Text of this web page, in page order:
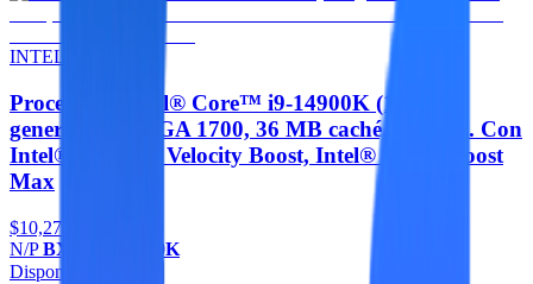
INTEL
Procesador Intel® Core™ i9-14900K (14.ª
generación) - LGA 1700, 36 MB caché, 32 hilos. Con
Intel® Thermal Velocity Boost, Intel® Turbo Boost
Max
$10,270
N/PBX8071514900K
Disponible